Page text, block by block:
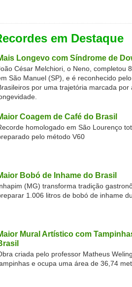
em Destaque
Longevo com Síndrome de
César Melchiori, o Neno, completou
São Manuel (SP), e é reconhecido
por uma trajetória marcada por
Coagem de Café do Brasil
homologado em São Lourenço
pelo método V60
Bobó de Inhame do Brasil
(MG) transforma tradição
1.006 litros de bobó de inhame
Mural Artístico com
criada pelo professor Matheus
e ocupa uma área de 36,74